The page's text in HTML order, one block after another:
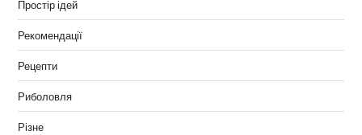
Простір ідей
Рекомендації
Рецепти
Риболовля
Різне